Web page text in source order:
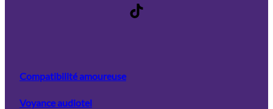
TikTok
Compatibilité amoureuse
Voyance audiotel